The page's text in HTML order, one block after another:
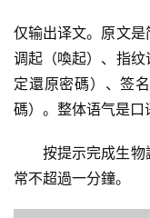
仅输出译文。原文是
调起（喚起）、指
定還原密碼）、签
碼）。整体语气是口
按提示完成生
常不超過一分鐘。